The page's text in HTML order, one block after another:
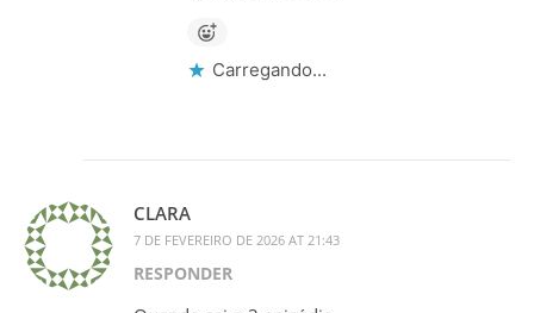
Carregando...
CLARA
7 DE FEVEREIRO DE 2026 AT 21:43
RESPONDER